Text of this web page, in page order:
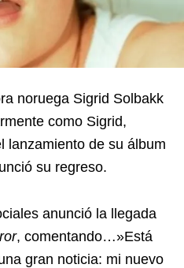
noruega Sigrid Solbakk
como Sigrid,
lanzamiento de su álbum
su regreso.
anunció la llegada
, comentando…»Está
gran noticia: mi nuevo